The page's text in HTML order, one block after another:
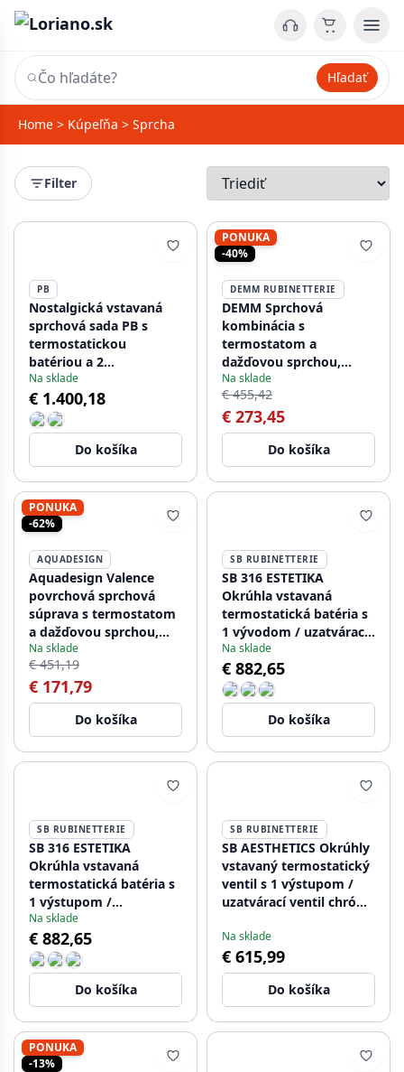
Hľadať
Home > Kúpeľňa > Sprcha
Filter
PB
Nostalgická vstavaná
sprchová sada PB s
termostatickou
batériou a 2
uzatváracími ventilmi -
ručná sprcha - dažďová
sprcha 200 mm - Bronz
Na sklade
€ 1.400,18
Do košíka
PONUKA
-40%
DEMM RUBINETTERIE
DEMM Sprchová
kombinácia s
termostatom a
dažďovou sprchou,
chróm 1208946965
Na sklade
€ 455,42
€ 273,45
Do košíka
PONUKA
-62%
AQUADESIGN
Aquadesign Valence
povrchová sprchová
súprava s termostatom
a dažďovou sprchou,
chróm
Na sklade
€ 451,19
€ 171,79
Do košíka
SB RUBINETTERIE
SB 316 ESTETIKA
Okrúhla vstavaná
termostatická batéria s
1 vývodom / uzatvárací
ventil PVD kartáčovaná
meď 1208954894
Na sklade
€ 882,65
Do košíka
SB RUBINETTERIE
SB 316 ESTETIKA
Okrúhla vstavaná
termostatická batéria s
1 výstupom /
uzatváracím ventilom
PVD brúsený gun metal
1208954896
Na sklade
€ 882,65
Do košíka
SB RUBINETTERIE
SB AESTHETICS Okrúhly
vstavaný termostatický
ventil s 1 výstupom /
uzatvárací ventil chróm
Na sklade
€ 615,99
Do košíka
PONUKA
-13%